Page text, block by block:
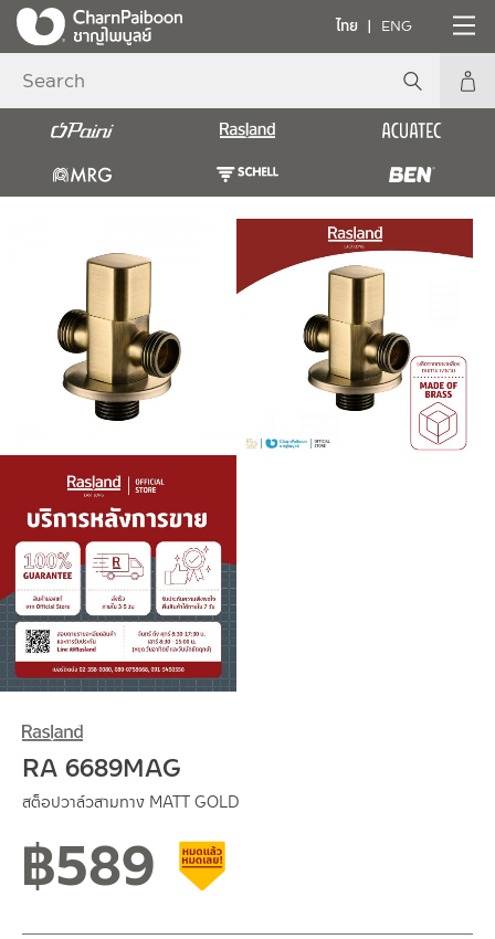
ไทย ENG
RA 6689MAG
สต็อปวาล์วสามทาง MATT GOLD
฿589